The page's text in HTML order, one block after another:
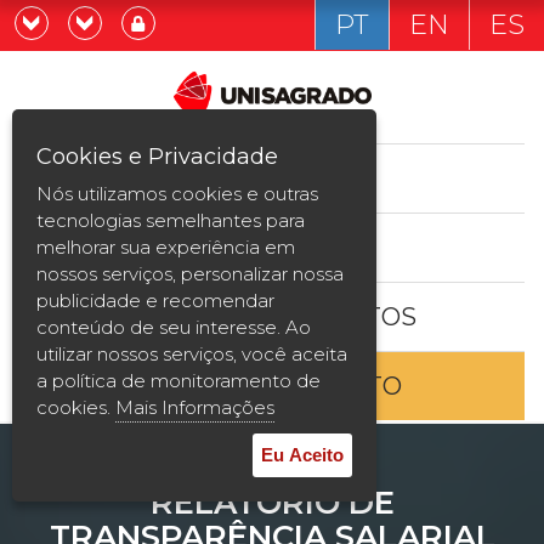
Graduação
Pós-graduação e MBA
Curta Duração
Vestibular
2ª Graduação
Transferência
Reingresso
Já sou estudande
Quero ser estudante
PT EN ES
ESTUDE AQUI
BOLSAS E DESCONTOS
ENTRE EM CONTATO
RELATÓRIO DE
Cookies e Privacidade
Nós utilizamos cookies e outras
tecnologias semelhantes para
melhorar sua experiência em
nossos serviços, personalizar nossa
publicidade e recomendar
conteúdo de seu interesse. Ao
utilizar nossos serviços, você aceita
a política de monitoramento de
cookies. Mais Informações
Eu Aceito